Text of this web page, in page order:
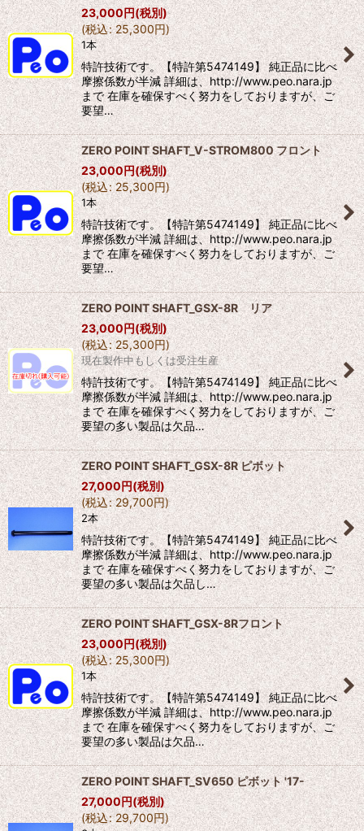
23,000円(税別)
(税込: 25,300円)
1本
特許技術です。【特許第5474149】 純正品に比べ
摩擦係数が半減 詳細は、http://www.peo.nara.jp
まで 在庫を確保すべく努力をしておりますが、ご
要望…
ZERO POINT SHAFT_V-STROM800 フロント
23,000円(税別)
(税込: 25,300円)
1本
特許技術です。【特許第5474149】 純正品に比べ
摩擦係数が半減 詳細は、http://www.peo.nara.jp
まで 在庫を確保すべく努力をしておりますが、ご
要望…
ZERO POINT SHAFT_GSX-8R リア
23,000円(税別)
(税込: 25,300円)
現在製作中もしくは受注生産
特許技術です。【特許第5474149】 純正品に比べ
摩擦係数が半減 詳細は、http://www.peo.nara.jp
まで 在庫を確保すべく努力をしておりますが、ご
要望の多い製品は欠品…
ZERO POINT SHAFT_GSX-8R ピボット
27,000円(税別)
(税込: 29,700円)
2本
特許技術です。【特許第5474149】 純正品に比べ
摩擦係数が半減 詳細は、http://www.peo.nara.jp
まで 在庫を確保すべく努力をしておりますが、ご
要望の多い製品は欠品し…
ZERO POINT SHAFT_GSX-8Rフロント
23,000円(税別)
(税込: 25,300円)
1本
特許技術です。【特許第5474149】 純正品に比べ
摩擦係数が半減 詳細は、http://www.peo.nara.jp
まで 在庫を確保すべく努力をしておりますが、ご
要望の多い製品は欠品…
ZERO POINT SHAFT_SV650 ピボット '17-
27,000円(税別)
(税込: 29,700円)